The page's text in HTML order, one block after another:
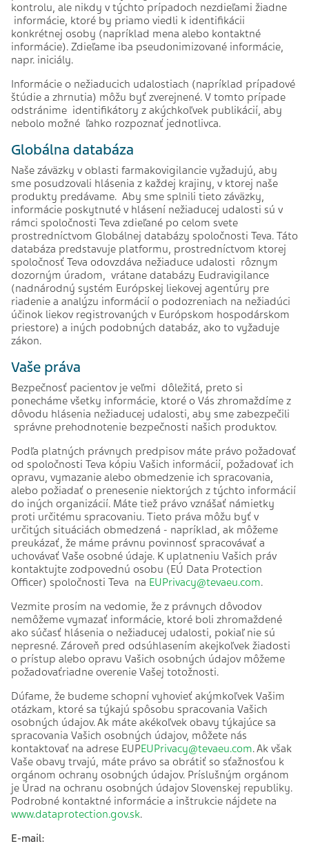
kontrolu, ale nikdy v týchto prípadoch nezdieľami žiadne
informácie, ktoré by priamo viedli k identifikácii
konkrétnej osoby (napríklad mena alebo kontaktné
informácie). Zdieľame iba pseudonimizované informácie,
napr. iniciály.
Informácie o nežiaducich udalostiach (napríklad prípadové
štúdie a zhrnutia) môžu byť zverejnené. V tomto prípade
odstránime identifikátory z akýchkoľvek publikácií, aby
nebolo možné ľahko rozpoznať jednotlivca.
Globálna databáza
Naše záväzky v oblasti farmakovigilancie vyžadujú, aby
sme posudzovali hlásenia z každej krajiny, v ktorej naše
produkty predávame. Aby sme splnili tieto záväzky,
informácie poskytnuté v hlásení nežiaducej udalosti sú v
rámci spoločnosti Teva zdieľané po celom svete
prostredníctvom Globálnej databázy spoločnosti Teva. Táto
databáza predstavuje platformu, prostredníctvom ktorej
spoločnosť Teva odovzdáva nežiaduce udalosti rôznym
dozorným úradom, vrátane databázy Eudravigilance
(nadnárodný systém Európskej liekovej agentúry pre
riadenie a analýzu informácií o podozreniach na nežiadúci
účinok liekov registrovaných v Európskom hospodárskom
priestore) a iných podobných databáz, ako to vyžaduje
zákon.
Vaše práva
Bezpečnosť pacientov je veľmi dôležitá, preto si
ponecháme všetky informácie, ktoré o Vás zhromaždíme z
dôvodu hlásenia nežiaducej udalosti, aby sme zabezpečili
správne prehodnotenie bezpečnosti našich produktov.
Podľa platných právnych predpisov máte právo požadovať
od spoločnosti Teva kópiu Vašich informácií, požadovať ich
opravu, vymazanie alebo obmedzenie ich spracovania,
alebo požiadať o prenesenie niektorých z týchto informácií
do iných organizácií. Máte tiež právo vznášať námietky
proti určitému spracovaniu. Tieto práva môžu byť v
určitých situáciách obmedzená - napríklad, ak môžeme
preukázať, že máme právnu povinnosť spracovávať a
uchovávať Vaše osobné údaje. K uplatneniu Vašich práv
kontaktujte zodpovednú osobu (EÚ Data Protection
Officer) spoločnosti Teva na EUPrivacy@tevaeu.com.
Vezmite prosím na vedomie, že z právnych dôvodov
nemôžeme vymazať informácie, ktoré boli zhromaždené
ako súčasť hlásenia o nežiaducej udalosti, pokiaľ nie sú
nepresné. Zároveň pred odsúhlasením akejkoľvek žiadosti
o prístup alebo opravu Vašich osobných údajov môžeme
požadovaťriadne overenie Vašej totožnosti.
Dúfame, že budeme schopní vyhovieť akýmkoľvek Vašim
otázkam, ktoré sa týkajú spôsobu spracovania Vašich
osobných údajov. Ak máte akékoľvek obavy týkajúce sa
spracovania Vašich osobných údajov, môžete nás
kontaktovať na adrese EUPEUPrivacy@tevaeu.com. Ak však
Vaše obavy trvajú, máte právo sa obrátiť so sťažnosťou k
orgánom ochrany osobných údajov. Príslušným orgánom
je Úrad na ochranu osobných údajov Slovenskej republiky.
Podrobné kontaktné informácie a inštrukcie nájdete na
www.dataprotection.gov.sk.
E-mail: